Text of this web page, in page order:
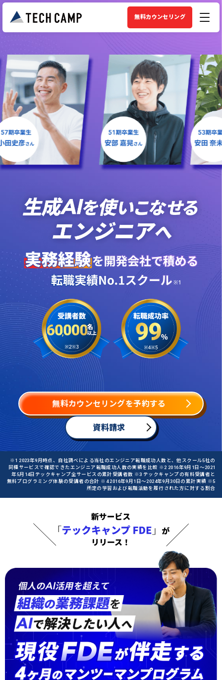
無料カウンセリング
無料カウンセリングを予約する
資料請求
※1 2023年9月時点、自社調べによる当社のエンジニア転職成功人数と、他スクール5社の
同種サービスで確認できたエンジニア転職成功人数の実績を比較 ※2 2016年9月1日〜2021
年5月14日テックキャンプ全サービスの累計受講者数 ※3 テックキャンプの有料受講者と
無料プログラミング体験の受講者の合計 ※4 2016年9月1日〜2024年9月30日の累計実績 ※5
所定の学習および転職活動を履行された方に対する割合